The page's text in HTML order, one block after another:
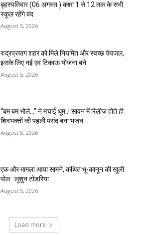
बृहस्पतिवार (06 अगस्त ) कक्षा 1 से 12 तक के सभी
स्कूल रहेंगे बंद
August 5, 2026
रुद्रप्रयाग शहर को मिले नियमित और स्वच्छ पेयजल,
इसके लिए नई एवं टिकाऊ योजना बने
August 5, 2026
“बम बम भोले…” ने मचाई धूम..! सावन में रिलीज़ होते ही
शिवभक्तों की पहली पसंद बना भजन
August 5, 2026
एक और मामला आया सामने, कथित भू-कानून की खुली
पोल : लूशुन टोडरिया
August 5, 2026
Load more